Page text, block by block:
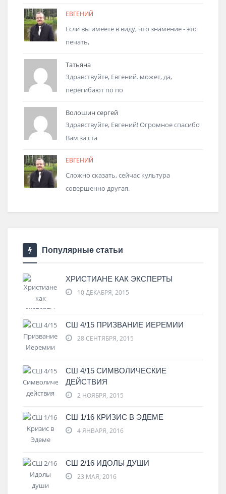
ЕВГЕНИЙ
Если вы имеете в виду, что знамение - это
печать,
Татьяна
Здравствуйте, Евгений. может, да,
перегибают по по
Волошин сергей
Здравствуйте, Евгений! Огромное спасибо
Вам за ста
ЕВГЕНИЙ
Сложно сказать, сейчас культура
совершенно другая.
Популярные статьи
ХРИСТИАНЕ КАК ЭКСПЕРТЫ
10 ДЕКАБРЯ, 2015
СШ 4/15 ПРИЗВАНИЕ ИЕРЕМИИ
28 СЕНТЯБРЯ, 2015
СШ 4/15 СИМВОЛИЧЕСКИЕ
ДЕЙСТВИЯ
2 НОЯБРЯ, 2015
СШ 1/16 КРИЗИС В ЭДЕМЕ
4 ЯНВАРЯ, 2016
СШ 2/16 ИДОЛЫ ДУШИ
23 МАЯ, 2016